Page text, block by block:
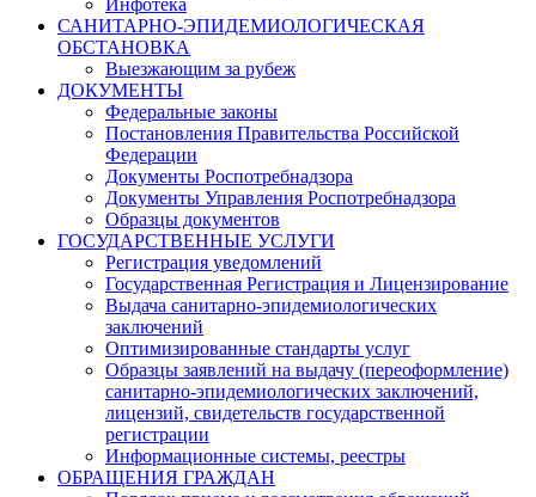
Инфотека
САНИТАРНО-ЭПИДЕМИОЛОГИЧЕСКАЯ
ОБСТАНОВКА
Выезжающим за рубеж
ДОКУМЕНТЫ
Федеральные законы
Постановления Правительства Российской
Федерации
Документы Роспотребнадзора
Документы Управления Роспотребнадзора
Образцы документов
ГОСУДАРСТВЕННЫЕ УСЛУГИ
Регистрация уведомлений
Государственная Регистрация и Лицензирование
Выдача санитарно-эпидемиологических
заключений
Оптимизированные стандарты услуг
Образцы заявлений на выдачу (переоформление)
санитарно-эпидемиологических заключений,
лицензий, свидетельств государственной
регистрации
Информационные системы, реестры
ОБРАЩЕНИЯ ГРАЖДАН